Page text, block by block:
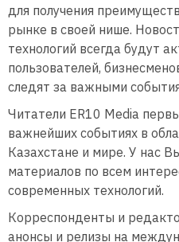
для получения
рынке в своей нише.
технологий всегда будут
пользователей,
следят за важными
Читатели ER10 Media
важнейших событиях в
Казахстане и мире. У нас
материалов по всем
современных технологий.
Корреспонденты и
анонсы и релизы на